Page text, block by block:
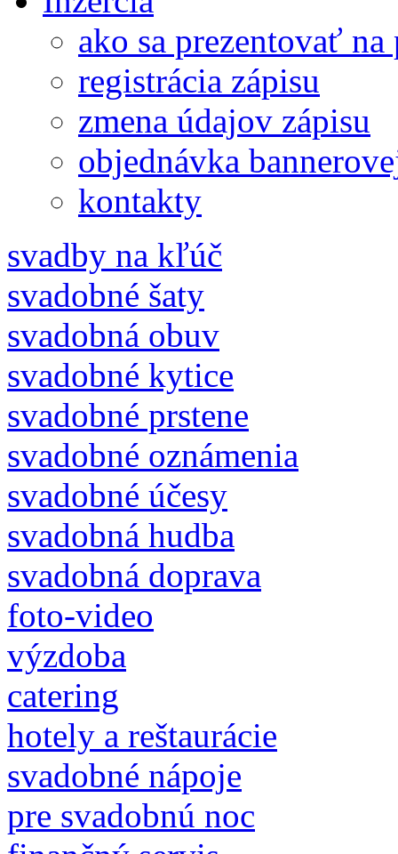
ako sa prezentovať
registrácia zápisu
zmena údajov zápisu
objednávka
kontakty
svadby na kľúč
svadobné šaty
svadobná obuv
svadobné kytice
svadobné prstene
svadobné oznámenia
svadobné účesy
svadobná hudba
svadobná doprava
foto-video
výzdoba
catering
hotely a reštaurácie
svadobné nápoje
pre svadobnú noc